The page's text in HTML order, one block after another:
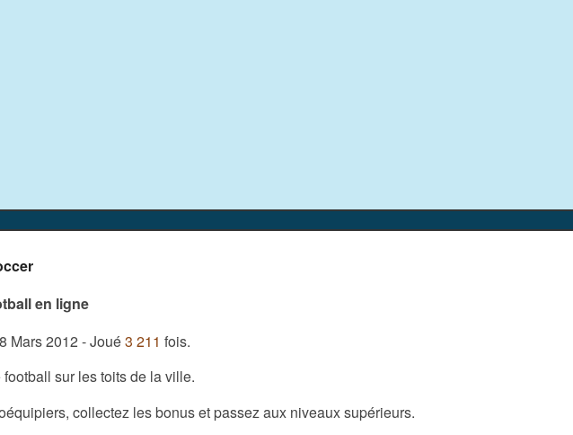
en ligne
Mars 2012 - Joué3 211 fois.
sur les toits de la ville.
collectez les bonus et passez aux niveaux supérieurs.